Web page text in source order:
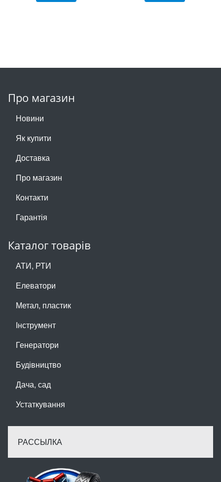
Про магазин
Новини
Як купити
Доставка
Про магазин
Контакти
Гарантія
Каталог товарів
АТИ, РТИ
Елеватори
Метал, пластик
Інструмент
Генератори
Будівництво
Дача, сад
Устаткування
РАССЫЛКА